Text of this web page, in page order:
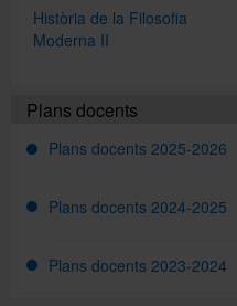
Història de la Filosofia
Moderna II
Plans docents
Plans docents 2025-2026
Plans docents 2024-2025
Plans docents 2023-2024